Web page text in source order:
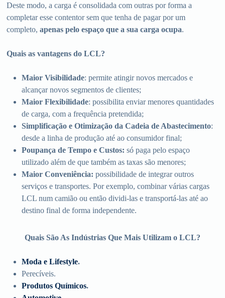
Deste modo, a carga é consolidada com outras por forma a
completar esse contentor sem que tenha de pagar por um
completo, apenas pelo espaço que a sua carga ocupa.
Quais as vantagens do LCL?
Maior Visibilidade: permite atingir novos mercados e
alcançar novos segmentos de clientes;
Maior Flexibilidade: possibilita enviar menores quantidades
de carga, com a frequência pretendida;
Simplificação e Otimização da Cadeia de Abastecimento:
desde a linha de produção até ao consumidor final;
Poupança de Tempo e Custos: só paga pelo espaço
utilizado além de que também as taxas são menores;
Maior Conveniência: possibilidade de integrar outros
serviços e transportes. Por exemplo, combinar várias cargas
LCL num camião ou então dividi-las e transportá-las até ao
destino final de forma independente.
Quais São As Indústrias Que Mais Utilizam o LCL?
Moda e Lifestyle.
Perecíveis.
Produtos Químicos.